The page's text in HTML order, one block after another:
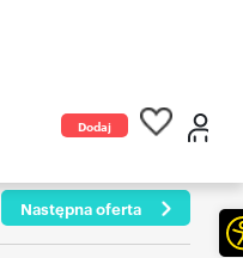
Dodaj
Następna oferta